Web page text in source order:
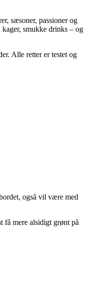
sæsoner, passioner og
smukke drinks – og
Alle retter er testet og
også vil være med
få mere alsidigt grønt på